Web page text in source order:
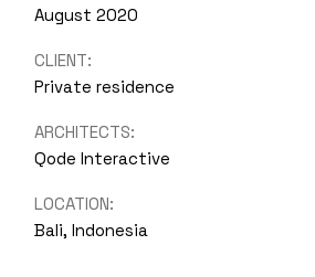
August 2020
CLIENT:
Private residence
ARCHITECTS:
Qode Interactive
LOCATION:
Bali, Indonesia